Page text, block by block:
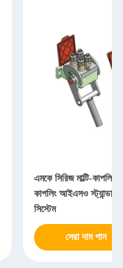
এমকে সিরিজ মাল্টি-কাপলিং
কাপলিং আইএসও
সিস্টেম
সেরা দাম পান